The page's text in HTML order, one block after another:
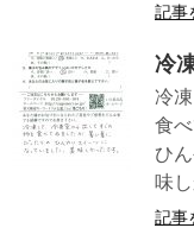
記事
冷
冷
食
ひ
味
記事